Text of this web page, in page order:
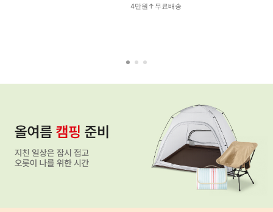
4만원↑무료배송